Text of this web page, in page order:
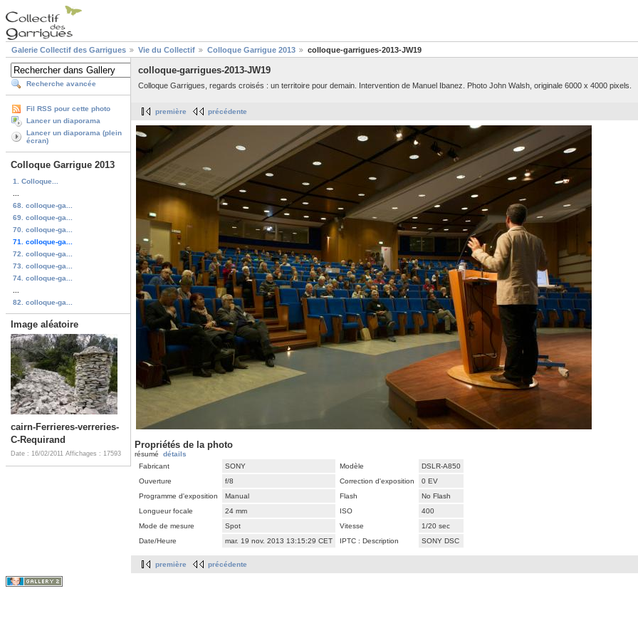
Galerie Collectif des Garrigues Vie du Collectif Colloque Garrigue 2013 colloque-garrigues-2013-JW19
Recherche avancée
Fil RSS pour cette photo
Lancer un diaporama
Lancer un diaporama (plein
écran)
Colloque Garrigue 2013
1. Colloque...
68. colloque-ga...
69. colloque-ga...
70. colloque-ga...
71. colloque-ga...
72. colloque-ga...
73. colloque-ga...
74. colloque-ga...
82. colloque-ga...
Image aléatoire
cairn-Ferrieres-verreries-
C-Requirand
Date : 16/02/2011 Affichages : 17593
colloque-garrigues-2013-JW19
Colloque Garrigues, regards croisés : un territoire pour demain. Intervention de Manuel Ibanez. Photo John Walsh, originale 6000 x 4000 pixels.
première précédente
Propriétés de la photo
résumé détails
Fabricant
SONY Modèle
DSLR-A850
Ouverture
f/8 Correction d'exposition
0 EV
Programme d'exposition
Manual Flash
No Flash
Longueur focale
24 mm ISO
400
Mode de mesure
Spot Vitesse
1/20 sec
Date/Heure
mar. 19 nov. 2013 13:15:29 CET IPTC : Description SONY DSC
première précédente